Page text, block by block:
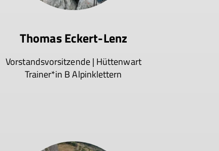
Thomas Eckert-Lenz
Vorstandsvorsitzende | Hüttenwart
Trainer*in B Alpinklettern